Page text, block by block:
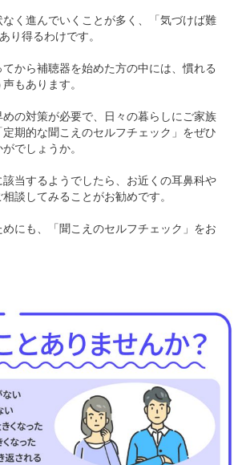
く進んでいくことが多く、「気づけば難
り得るわけです。
から補聴器を始めた方の中には、慣れる
もあります。
の対策が必要で、日々の暮らしにご家族
期的な聞こえのセルフチェック」をぜひ
でしょうか。
当するようでしたら、お近くの耳鼻科や
談してみることがお勧めです。
にも、「聞こえのセルフチェック」をお